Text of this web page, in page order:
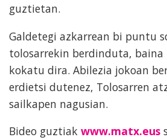
guztietan.
Galdetegi azkarrean bi puntu
tolosarrekin berdinduta, baina
kokatu dira. Abilezia jokoan
erdietsi dutenez, Tolosarren
sailkapen nagusian.
Bideo guztiak www.matx.eus